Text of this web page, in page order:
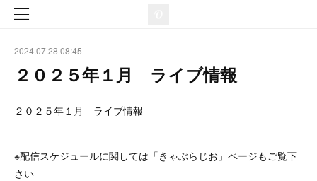
2024.07.28 08:45
２０２５年１月 ライブ情報
２０２５年１月 ライブ情報
※配信スケジュールに関しては「きゃぶらじお」ページもご覧下
さい